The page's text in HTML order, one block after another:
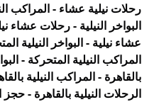
رحلات نيلية عشاء - المراكب
البواخر النيلية - رحلات عشاء
عشاء نيلية - البواخر النيلية
المراكب النيلية المتحركة -
بالقاهرة - المراكب النيلية
الرحلات النيلية بالقاهرة -